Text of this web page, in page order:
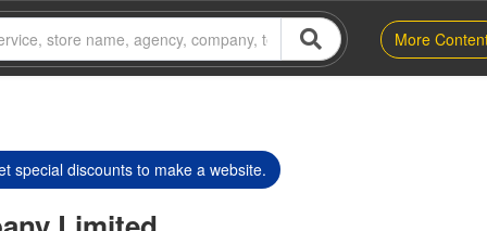
More
special discounts to make a website.